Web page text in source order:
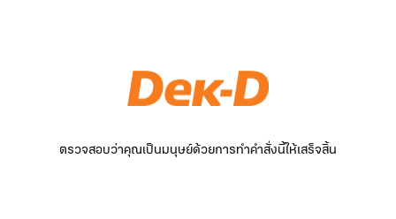
ตรวจสอบว่าคุณเป็นมนุษย์ด้วยการทำคำสั่งนี้ให้เสร็จสิ้น